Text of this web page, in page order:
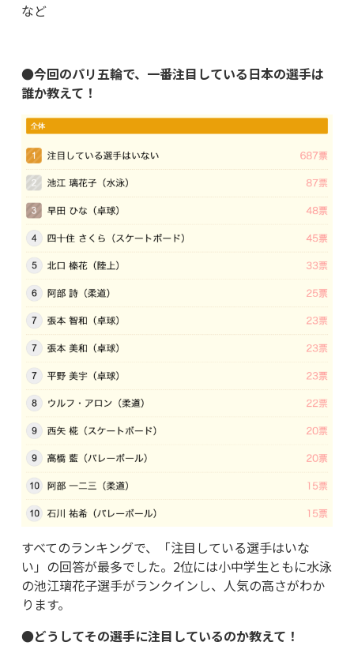
など
●今回のパリ五輪で、一番注目している日本の選手は
誰か教えて！
すべてのランキングで、「注目している選手はいな
い」の回答が最多でした。2位には小中学生ともに水泳
の池江璃花子選手がランクインし、人気の高さがわか
ります。
●どうしてその選手に注目しているのか教えて！